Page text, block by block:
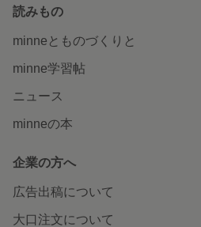
読みもの
minneとものづくりと
minne学習帖
ニュース
minneの本
企業の方へ
広告出稿について
大口注文について